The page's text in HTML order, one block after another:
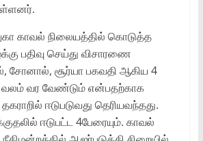
காவல் நிலையத்தில் கொடுத்த
பதிவு செய்து விசாரணை
சோனால், சூர்யா பகவதி ஆகிய 4
வலம் வர வேண்டும் என்பதற்காக
ஈடுபடுவது தெரியவந்தது.
ஈடுபட்ட 4பேரையும். காவல்